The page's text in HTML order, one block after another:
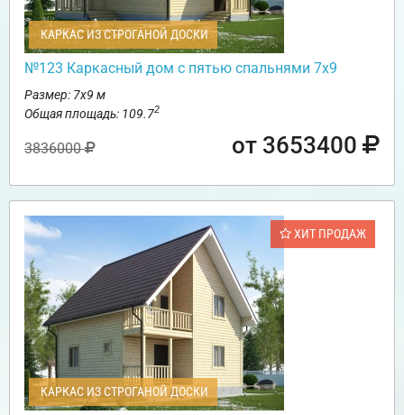
КАРКАС ИЗ СТРОГАНОЙ ДОСКИ
№123 Каркасный дом с пятью спальнями 7х9
Размер: 7х9 м
Общая площадь: 109.72
3836000 от 3653400
ХИТ ПРОДАЖ
КАРКАС ИЗ СТРОГАНОЙ ДОСКИ